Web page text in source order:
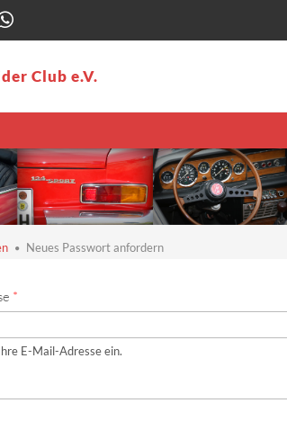
Club e.V.
(aktiver
Neues Passwort anfordern
*
E-Mail-Adresse ein.